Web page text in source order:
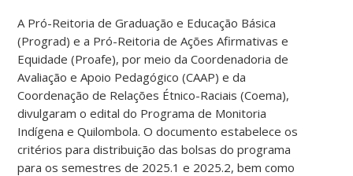
A Pró-Reitoria de Graduação e Educação Básica
(Prograd) e a Pró-Reitoria de Ações Afirmativas e
Equidade (Proafe), por meio da Coordenadoria de
Avaliação e Apoio Pedagógico (CAAP) e da
Coordenação de Relações Étnico-Raciais (Coema),
divulgaram o edital do Programa de Monitoria
Indígena e Quilombola. O documento estabelece os
critérios para distribuição das bolsas do programa
para os semestres de 2025.1 e 2025.2, bem como